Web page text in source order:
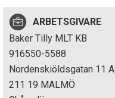
p
e
k
t
ARBETSGIVARE
Baker Tilly MLT KB
916550-5588
Nordenskiöldsgatan 11 A
211 19 MALMÖ